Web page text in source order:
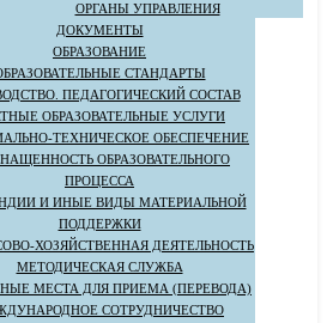
ОРГАНЫ УПРАВЛЕНИЯ
ДОКУМЕНТЫ
ОБРАЗОВАНИЕ
СТАНДАРТЫ
ПЕДАГОГИЧЕСКИЙ СОСТАВ
ОБРАЗОВАТЕЛЬНЫЕ УСЛУГИ
ТЕХНИЧЕСКОЕ ОБЕСПЕЧЕНИЕ
ОБРАЗОВАТЕЛЬНОГО
ПРОЦЕССА
И ИНЫЕ ВИДЫ МАТЕРИАЛЬНОЙ
ПОДДЕРЖКИ
ХОЗЯЙСТВЕННАЯ ДЕЯТЕЛЬНОСТЬ
МЕТОДИЧЕСКАЯ СЛУЖБА
МЕСТА ДЛЯ ПРИЕМА (ПЕРЕВОДА)
СОТРУДНИЧЕСТВО